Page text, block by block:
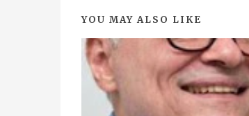
YOU MAY ALSO LIKE